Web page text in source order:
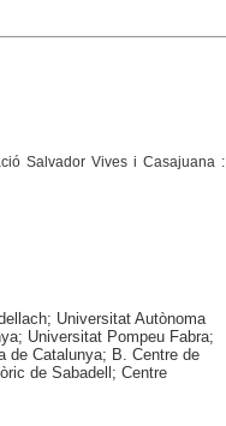
Salvador Vives i Casajuana :
Universitat Autònoma
Universitat Pompeu Fabra;
de Catalunya; B. Centre de
de Sabadell; Centre